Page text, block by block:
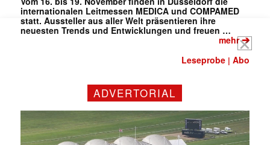
internationalen Leitmessen MEDICA und COMPAMED
statt. Aussteller aus aller Welt präsentieren ihre
neuesten Trends und Entwicklungen und freuen …
mehr➔
Leseprobe |Abo
ADVERTORIAL